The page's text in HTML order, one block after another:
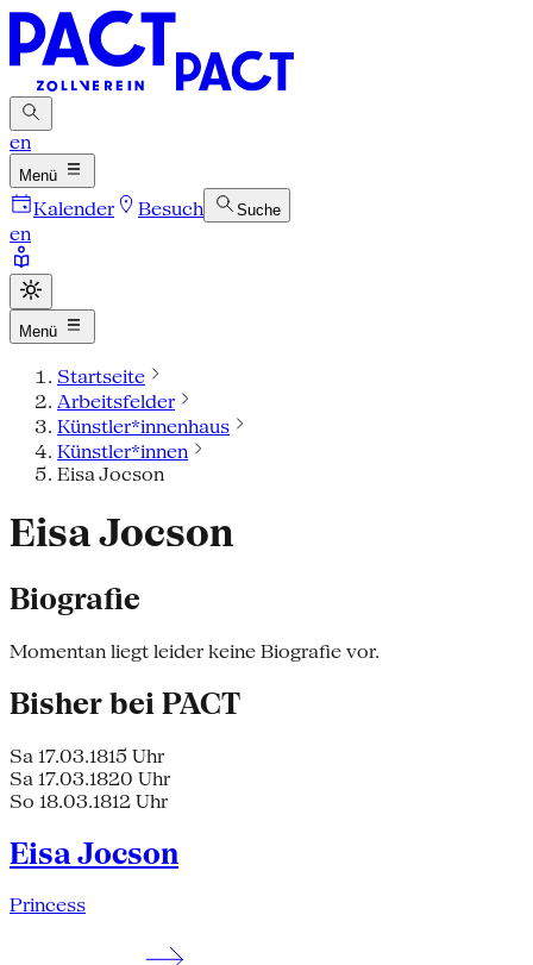
en
Menü
Kalender Besuch Suche
en
Menü
Startseite
Arbeitsfelder
Künstler*innenhaus
Künstler*innen
Eisa Jocson
Eisa Jocson
Biografie
Momentan liegt leider keine Biografie vor.
Bisher bei PACT
Sa 17.03.1815 Uhr
Sa 17.03.1820 Uhr
So 18.03.1812 Uhr
Eisa Jocson
Princess